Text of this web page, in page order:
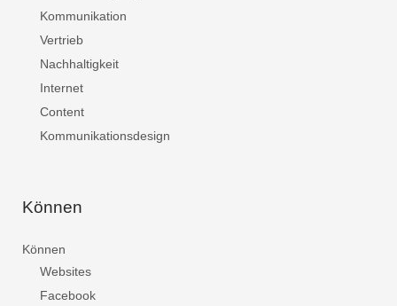
Kommunikation
Vertrieb
Nachhaltigkeit
Internet
Content
Kommunikationsdesign
Können
Können
Websites
Facebook